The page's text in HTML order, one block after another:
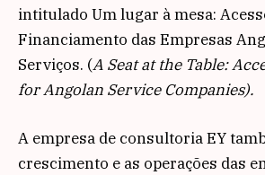
intitulado Um lugar à mesa:
Financiamento das Empresas
Serviços. (A Seat at the Table:
for Angolan Service Companies).
A empresa de consultoria EY
crescimento e as operações das